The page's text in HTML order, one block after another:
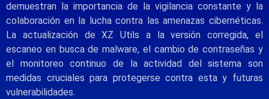
demuestran la importancia de la vigilancia constante y la
colaboración en la lucha contra las amenazas cibernéticas.
La actualización de XZ Utils a la versión corregida, el
escaneo en busca de malware, el cambio de contraseñas y
el monitoreo continuo de la actividad del sistema son
medidas cruciales para protegerse contra esta y futuras
vulnerabilidades.